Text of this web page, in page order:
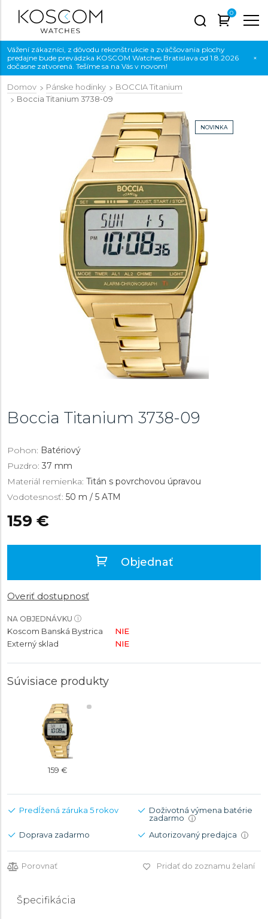
0
Vážení zákazníci, z dôvodu rekonštrukcie a zväčšovania plochy
predajne bude prevádzka KOSCOM Watches Bratislava od 1.8.2026
dočasne zatvorená. Tešíme sa na Vás v novom!
×
Domov Pánske hodinky
BOCCIA Titanium
Boccia Titanium 3738-09
NOVINKA
Boccia Titanium 3738-09
Pohon: Batériový
Puzdro: 37 mm
Materiál remienka: Titán s povrchovou úpravou
Vodotesnosť: 50 m / 5 ATM
159 €
Objednať
Overiť dostupnosť
NA OBJEDNÁVKU
Koscom Banská Bystrica
NIE
Externý sklad
NIE
Súvisiace produkty
159 €
Predĺžená záruka 5 rokov
Doživotná výmena batérie
zadarmo
i
Doprava zadarmo Autorizovaný predajca i
Porovnať Pridať do zoznamu želaní
Špecifikácia